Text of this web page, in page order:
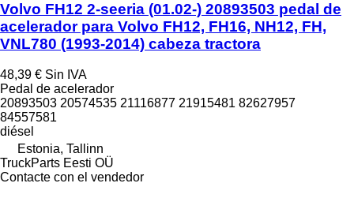
Volvo FH12 2-seeria (01.02-) 20893503 pedal de
acelerador para Volvo FH12, FH16, NH12, FH,
VNL780 (1993-2014) cabeza tractora
48,39 € Sin IVA
Pedal de acelerador
20893503 20574535 21116877 21915481 82627957
84557581
diésel
Estonia, Tallinn
TruckParts Eesti OÜ
Contacte con el vendedor